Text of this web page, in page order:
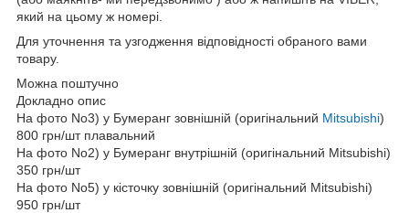
який на цьому ж номері.
Для уточнення та узгодження відповідності обраного вами
товару.
Можна поштучно
Докладно опис
На фото No3) у Бумеранг зовнішній (оригінальний Mitsubishi)
800 грн/шт плавальний
На фото No2) у Бумеранг внутрішній (оригінальний Mitsubishi)
350 грн/шт
На фото No5) у кісточку зовнішній (оригінальний Mitsubishi)
950 грн/шт